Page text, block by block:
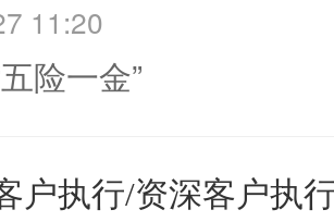
11:20
险一金”
户执行/资深客户执